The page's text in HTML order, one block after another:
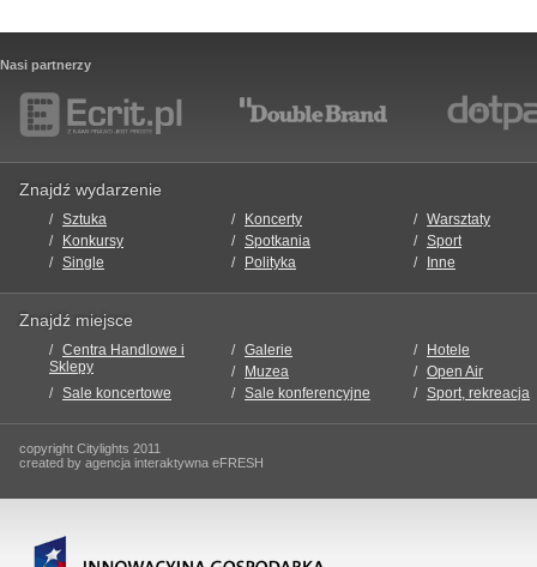
Nasi partnerzy
Znajdź wydarzenie
Sztuka Koncerty
Warsztaty
Konkursy
Spotkania
Sport
Single
Polityka Inne
Znajdź miejsce
Centra Handlowe i
Sklepy
Galerie
Hotele
Muzea
Open Air
Sale koncertowe
Sale konferencyjne Sport, rekreacja
copyright Citylights 2011
created by agencja interaktywna eFRESH